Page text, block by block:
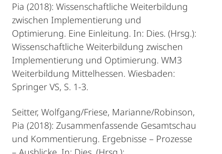
Pia (2018): Wissenschaftliche Weiterbildung
zwischen Implementierung und
Optimierung. Eine Einleitung. In: Dies. (Hrsg.):
Wissenschaftliche Weiterbildung zwischen
Implementierung und Optimierung. WM3
Weiterbildung Mittelhessen. Wiesbaden:
Springer VS, S. 1-3.
Seitter, Wolfgang/Friese, Marianne/Robinson,
Pia (2018): Zusammenfassende Gesamtschau
und Kommentierung. Ergebnisse – Prozesse